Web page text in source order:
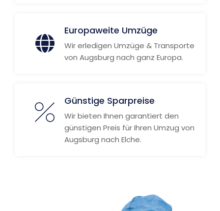
Europaweite Umzüge
Wir erledigen Umzüge & Transporte
von Augsburg nach ganz Europa.
Günstige Sparpreise
Wir bieten Ihnen garantiert den
günstigen Preis für Ihren Umzug von
Augsburg nach Elche.